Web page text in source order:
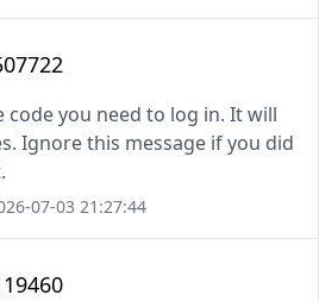
code you need to log in. It will
Ignore this message if you did
07-03 21:27:44